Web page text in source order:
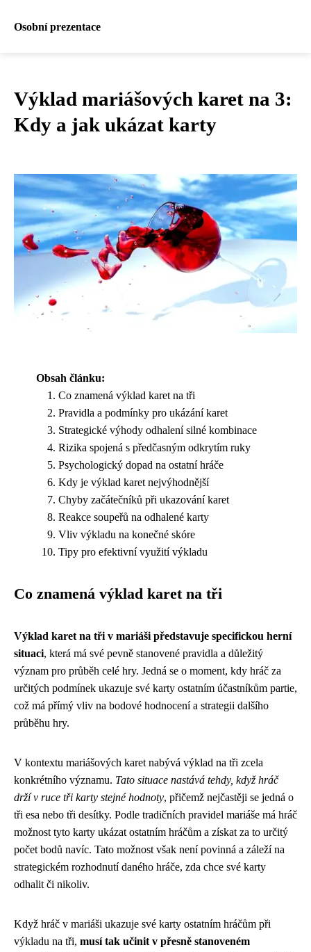
Osobní prezentace
Výklad mariášových karet na 3:
Kdy a jak ukázat karty
Obsah článku:
Co znamená výklad karet na tři
Pravidla a podmínky pro ukázání karet
Strategické výhody odhalení silné kombinace
Rizika spojená s předčasným odkrytím ruky
Psychologický dopad na ostatní hráče
Kdy je výklad karet nejvýhodnější
Chyby začátečníků při ukazování karet
Reakce soupeřů na odhalené karty
Vliv výkladu na konečné skóre
Tipy pro efektivní využití výkladu
Co znamená výklad karet na tři
Výklad karet na tři v mariáši představuje specifickou herní
situaci, která má své pevně stanovené pravidla a důležitý
význam pro průběh celé hry. Jedná se o moment, kdy hráč za
určitých podmínek ukazuje své karty ostatním účastníkům partie,
což má přímý vliv na bodové hodnocení a strategii dalšího
průběhu hry.
V kontextu mariášových karet nabývá výklad na tři zcela
konkrétního významu. Tato situace nastává tehdy, když hráč
drží v ruce tři karty stejné hodnoty, přičemž nejčastěji se jedná o
tři esa nebo tři desítky. Podle tradičních pravidel mariáše má hráč
možnost tyto karty ukázat ostatním hráčům a získat za to určitý
počet bodů navíc. Tato možnost však není povinná a záleží na
strategickém rozhodnutí daného hráče, zda chce své karty
odhalit či nikoliv.
Když hráč v mariáši ukazuje své karty ostatním hráčům při
výkladu na tři, musí tak učinit v přesně stanoveném